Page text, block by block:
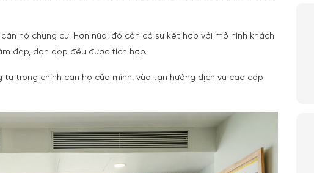
hộ chung cư. Hơn nữa, đó còn có sự kết hợp với mô hình khách
đẹp, dọn dẹp đều được tích hợp.
tư trong chính căn hộ của mình, vừa tận hưởng dịch vụ cao cấp